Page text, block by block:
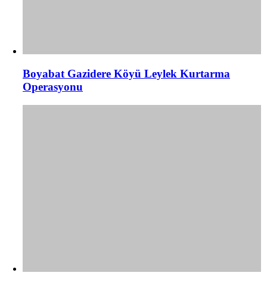
Boyabat Gazidere Köyü Leylek Kurtarma
Operasyonu